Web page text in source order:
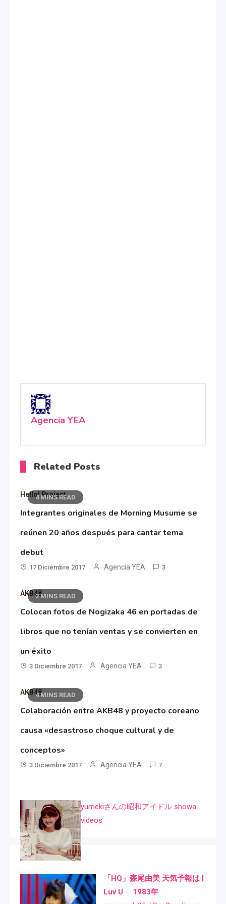
Agencia YEA
Related Posts
4 MINS READ
Hello! Project
Integrantes originales de Morning Musume se
reúnen 20 años después para cantar tema
debut
17 Diciembre 2017 Agencia YEA 3
2 MINS READ
AKB48
Colocan fotos de Nogizaka 46 en portadas de
libros que no tenían ventas y se convierten en
un éxito
3 Diciembre 2017 Agencia YEA 3
4 MINS READ
AKB48
Colaboración entre AKB48 y proyecto coreano
causa «desastroso choque cultural y de
conceptos»
3 Diciembre 2017 Agencia YEA 7
yumekiさんの昭和アイドル showa
videos
「HQ」森尾由美 天気予報は I
Luv U 1983年